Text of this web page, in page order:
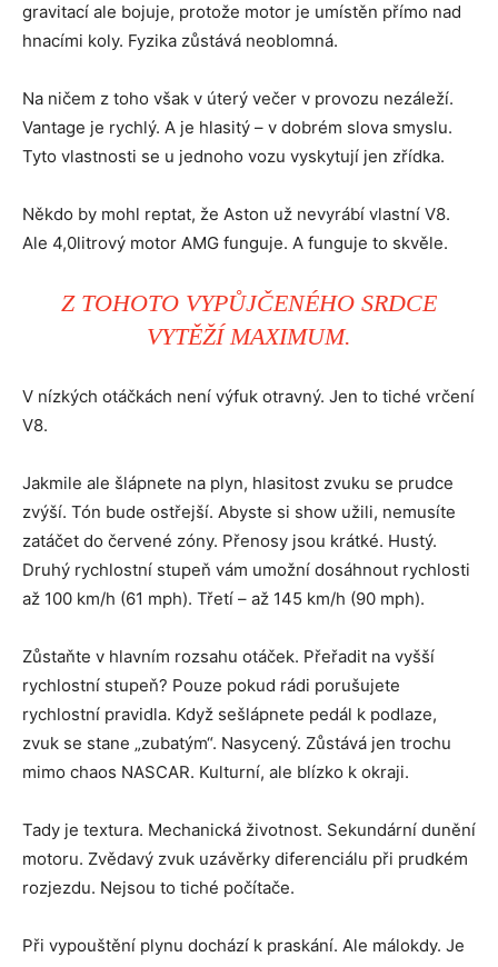
gravitací ale bojuje, protože motor je umístěn přímo nad
hnacími koly. Fyzika zůstává neoblomná.
Na ničem z toho však v úterý večer v provozu nezáleží.
Vantage je rychlý. A je hlasitý – v dobrém slova smyslu.
Tyto vlastnosti se u jednoho vozu vyskytují jen zřídka.
Někdo by mohl reptat, že Aston už nevyrábí vlastní V8.
Ale 4,0litrový motor AMG funguje. A funguje to skvěle.
Z TOHOTO VYPŮJČENÉHO SRDCE
VYTĚŽÍ MAXIMUM.
V nízkých otáčkách není výfuk otravný. Jen to tiché vrčení
V8.
Jakmile ale šlápnete na plyn, hlasitost zvuku se prudce
zvýší. Tón bude ostřejší. Abyste si show užili, nemusíte
zatáčet do červené zóny. Přenosy jsou krátké. Hustý.
Druhý rychlostní stupeň vám umožní dosáhnout rychlosti
až 100 km/h (61 mph). Třetí – až 145 km/h (90 mph).
Zůstaňte v hlavním rozsahu otáček. Přeřadit na vyšší
rychlostní stupeň? Pouze pokud rádi porušujete
rychlostní pravidla. Když sešlápnete pedál k podlaze,
zvuk se stane „zubatým“. Nasycený. Zůstává jen trochu
mimo chaos NASCAR. Kulturní, ale blízko k okraji.
Tady je textura. Mechanická životnost. Sekundární dunění
motoru. Zvědavý zvuk uzávěrky diferenciálu při prudkém
rozjezdu. Nejsou to tiché počítače.
Při vypouštění plynu dochází k praskání. Ale málokdy. Je